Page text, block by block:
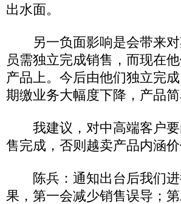
出水面。
另一负面影响是会带来对
员需独立完成销售，而现在
产品上。今后由他们独立完
期缴业务大幅度下降，产品简
我建议，对中高端客户要
售完成，否则越卖产品内涵价
陈兵：通知出台后我们进
果，第一会减少销售误导；